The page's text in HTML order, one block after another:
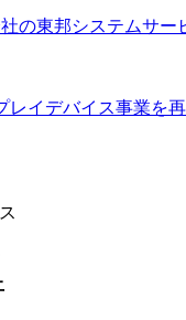
の東邦システムサー
レイデバイス事業を